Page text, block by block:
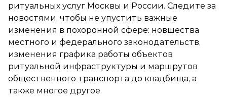
ритуальных услуг Москвы и России. Следите за
новостями, чтобы не упустить важные
изменения в похоронной сфере: новшества
местного и федерального законодательств,
изменения графика работы объектов
ритуальной инфраструктуры и маршрутов
общественного транспорта до кладбища, а
также многое другое.